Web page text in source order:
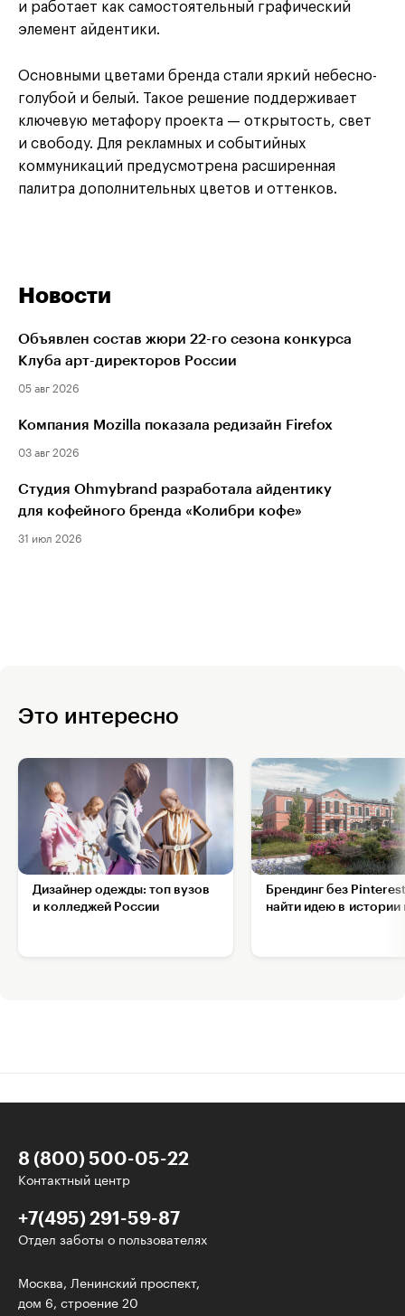
и работает как самостоятельный графический
элемент айдентики.
Основными цветами бренда стали яркий небесно-
голубой и белый. Такое решение поддерживает
ключевую метафору проекта — открытость, свет
и свободу. Для рекламных и событийных
коммуникаций предусмотрена расширенная
палитра дополнительных цветов и оттенков.
Новости
Объявлен состав жюри 22-го сезона конкурса
Клуба арт-директоров России
05 авг 2026
Компания Mozilla показала редизайн Firefox
03 авг 2026
Студия Ohmybrand разработала айдентику
для кофейного бренда «Колибри кофе»
31 июл 2026
Это интересно
Дизайнер одежды: топ вузов
и колледжей России
Брендинг без
найти идею в истории
8 (800) 500-05-22
Контактный центр
+7(495) 291-59-87
Отдел заботы о пользователях
Москва, Ленинский проспект,
дом 6, строение 20
Интересное - на почту!
Выберите тему рассылки